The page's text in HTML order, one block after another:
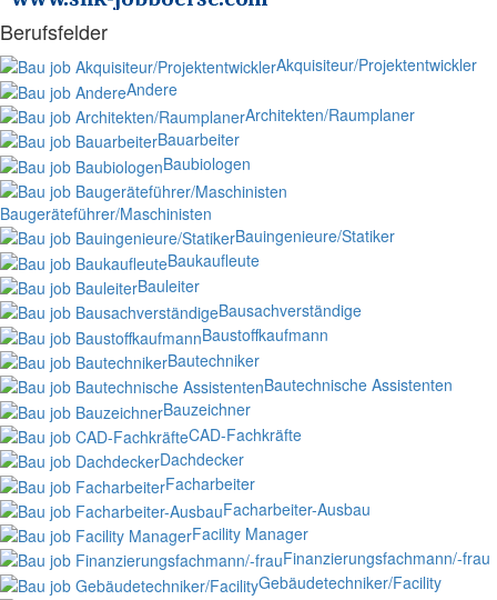
Berufsfelder
Akquisiteur/Projektentwickler
Andere
Architekten/Raumplaner
Bauarbeiter
Baubiologen
Baugeräteführer/Maschinisten
Bauingenieure/Statiker
Baukaufleute
Bauleiter
Bausachverständige
Baustoffkaufmann
Bautechniker
Bautechnische Assistenten
Bauzeichner
CAD-Fachkräfte
Dachdecker
Facharbeiter
Facharbeiter-Ausbau
Facility Manager
Finanzierungsfachmann/-frau
Gebäudetechniker/Facility